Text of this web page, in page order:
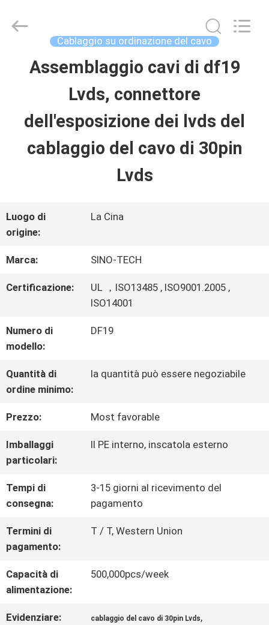
CASA.
PRODOTTI
VIDEO
DI
NOI
DELLA
FABBRICA
CONTROLLO
DELLA
QUALITÀ
CONTATTACI
NOTIZIE
CASI
Media
Cablaggio su ordinazione del cavo
Assemblaggio cavi di df19
Lvds, connettore
dell'esposizione dei lvds del
cablaggio del cavo di 30pin
Lvds
Luogo di
origine:
La Cina
Marca: SINO-TECH
Certificazione:
UL ，ISO13485 , ISO9001.2005 ,
ISO14001
Numero di
modello:
DF19
Quantità di
ordine minimo:
la quantità può essere negoziabile
Prezzo: Most favorable
Imballaggi
particolari:
Il PE interno, inscatola esterno
Tempi di
consegna:
3-15 giorni al ricevimento del
pagamento
Termini di
pagamento:
T / T, Western Union
Capacità di
alimentazione:
500,000pcs/week
Evidenziare: cablaggio del cavo di 30pin Lvds,